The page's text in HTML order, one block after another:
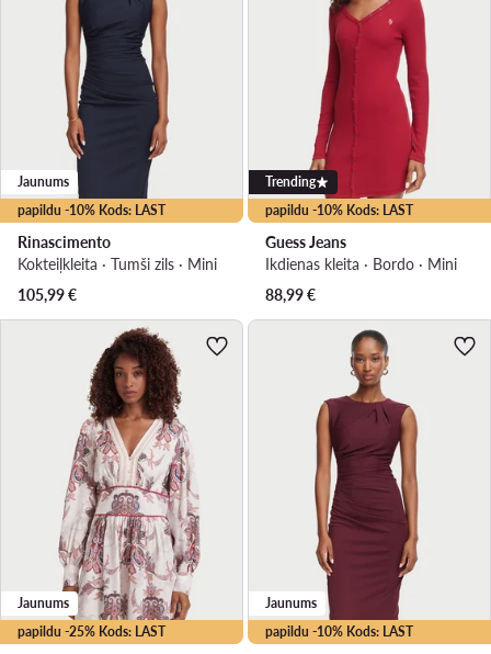
papildu -10% Kods: LAST
Jaunums
Rinascimento
Kokteiļkleita · Tumši zils · Mini
105,99€
papildu -10% Kods: LAST
Trending
Guess Jeans
Ikdienas kleita · Bordo · Mini
88,99€
papildu -25% Kods: LAST
Jaunums
papildu -10% Kods: LAST
Jaunums